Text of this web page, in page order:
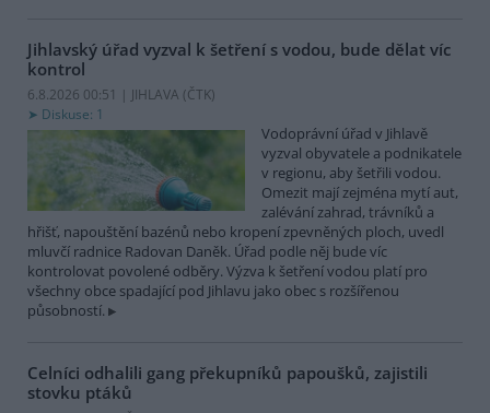
Jihlavský úřad vyzval k šetření s vodou, bude dělat víc
kontrol
6.8.2026 00:51 | JIHLAVA (ČTK)
Diskuse: 1
Vodoprávní úřad v Jihlavě
vyzval obyvatele a podnikatele
v regionu, aby šetřili vodou.
Omezit mají zejména mytí aut,
zalévání zahrad, trávníků a
hřišť, napouštění bazénů nebo kropení zpevněných ploch, uvedl
mluvčí radnice Radovan Daněk. Úřad podle něj bude víc
kontrolovat povolené odběry. Výzva k šetření vodou platí pro
všechny obce spadající pod Jihlavu jako obec s rozšířenou
působností.
Celníci odhalili gang překupníků papoušků, zajistili
stovku ptáků